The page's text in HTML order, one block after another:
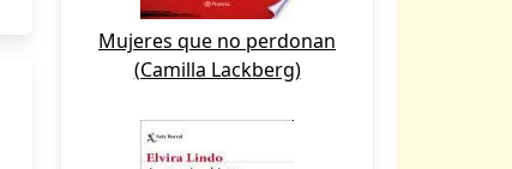
Mujeres que no perdonan
(Camilla Lackberg)